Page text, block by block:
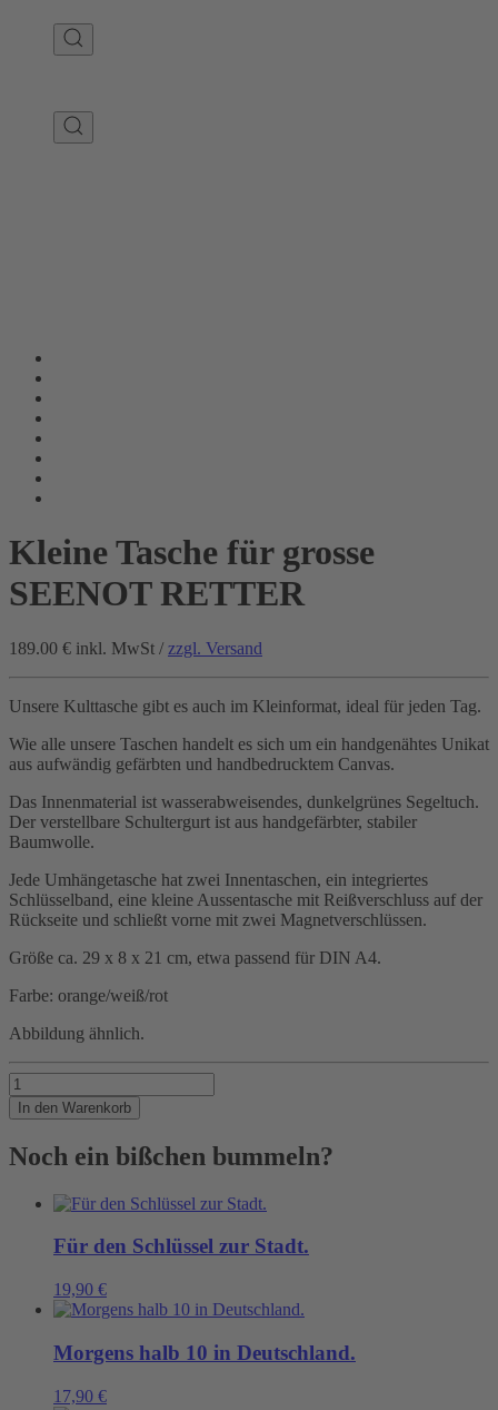
Kleine Tasche für grosse
SEENOT RETTER
189.00 € inkl. MwSt / zzgl. Versand
Unsere Kulttasche gibt es auch im Kleinformat, ideal für jeden Tag.
Wie alle unsere Taschen handelt es sich um ein handgenähtes Unikat
aus aufwändig gefärbten und handbedrucktem Canvas.
Das Innenmaterial ist wasserabweisendes, dunkelgrünes Segeltuch.
Der verstellbare Schultergurt ist aus handgefärbter, stabiler
Baumwolle.
Jede Umhängetasche hat zwei Innentaschen, ein integriertes
Schlüsselband, eine kleine Aussentasche mit Reißverschluss auf der
Rückseite und schließt vorne mit zwei Magnetverschlüssen.
Größe ca. 29 x 8 x 21 cm, etwa passend für DIN A4.
Farbe: orange/weiß/rot
Abbildung ähnlich.
Kleine
Tasche
für
SEENOT
Menge
In den Warenkorb
Noch ein bißchen bummeln?
Für den Schlüssel zur Stadt.
19,90 €
Morgens halb 10 in Deutschland.
17,90 €